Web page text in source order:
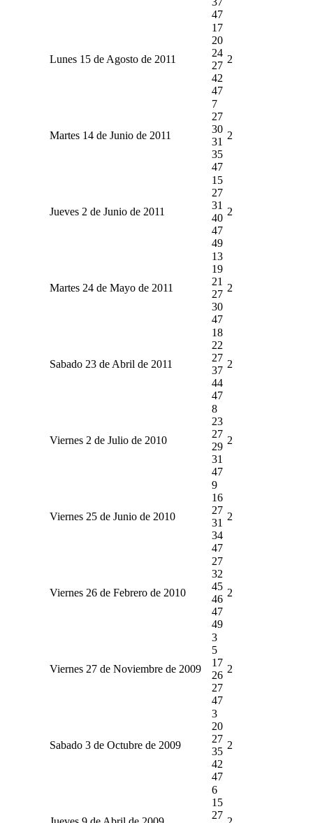
47
Lunes 15 de Agosto de 2011
17
20
24
27
42
47
2
Martes 14 de Junio de 2011
7
27
30
31
35
47
2
Jueves 2 de Junio de 2011
15
27
31
40
47
49
2
Martes 24 de Mayo de 2011
13
19
21
27
30
47
2
Sabado 23 de Abril de 2011
18
22
27
37
44
47
2
Viernes 2 de Julio de 2010
8
23
27
29
31
47
2
Viernes 25 de Junio de 2010
9
16
27
31
34
47
2
Viernes 26 de Febrero de 2010
27
32
45
46
47
49
2
Viernes 27 de Noviembre de 2009
3
5
17
26
27
47
2
Sabado 3 de Octubre de 2009
3
20
27
35
42
47
2
6
15
27